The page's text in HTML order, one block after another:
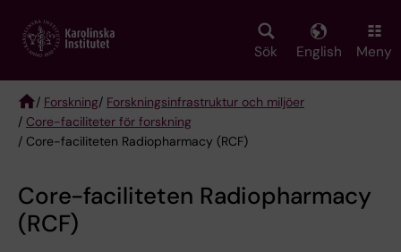
main
Sök English Meny
Breadcrumb
/ Forskning/ Forskningsinfrastruktur och miljöer
/ Core-faciliteter för forskning
/ Core-faciliteten Radiopharmacy (RCF)
Core-faciliteten Radiopharmacy
(RCF)